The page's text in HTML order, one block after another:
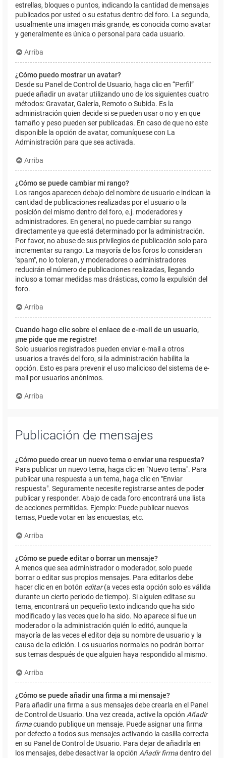
estrellas, bloques o puntos, indicando la cantidad de mensajes
publicados por usted o su estatus dentro del foro. La segunda,
usualmente una imagen más grande, es conocida como avatar
y generalmente es única o personal para cada usuario.
Arriba
¿Cómo puedo mostrar un avatar?
Desde su Panel de Control de Usuario, haga clic en “Perfil”
puede añadir un avatar utilizando uno de los siguientes cuatro
métodos: Gravatar, Galería, Remoto o Subida. Es la
administración quien decide si se pueden usar o no y en que
tamaño y peso pueden ser publicadas. En caso de que no este
disponible la opción de avatar, comuníquese con La
Administración para que sea activada.
Arriba
¿Cómo se puede cambiar mi rango?
Los rangos aparecen debajo del nombre de usuario e indican la
cantidad de publicaciones realizadas por el usuario o la
posición del mismo dentro del foro, e.j. moderadores y
administradores. En general, no puede cambiar su rango
directamente ya que está determinado por la administración.
Por favor, no abuse de sus privilegios de publicación solo para
incrementar su rango. La mayoría de los foros lo consideran
"spam", no lo toleran, y moderadores o administradores
reducirán el número de publicaciones realizadas, llegando
incluso a tomar medidas mas drásticas, como la expulsión del
foro.
Arriba
Cuando hago clic sobre el enlace de e-mail de un usuario,
¡me pide que me registre!
Solo usuarios registrados pueden enviar e-mail a otros
usuarios a través del foro, si la administración habilita la
opción. Esto es para prevenir el uso malicioso del sistema de e-
mail por usuarios anónimos.
Arriba
Publicación de mensajes
¿Cómo puedo crear un nuevo tema o enviar una respuesta?
Para publicar un nuevo tema, haga clic en "Nuevo tema". Para
publicar una respuesta a un tema, haga clic en "Enviar
respuesta". Seguramente necesite registrarse antes de poder
publicar y responder. Abajo de cada foro encontrará una lista
de acciones permitidas. Ejemplo: Puede publicar nuevos
temas, Puede votar en las encuestas, etc.
Arriba
¿Cómo se puede editar o borrar un mensaje?
A menos que sea administrador o moderador, solo puede
borrar o editar sus propios mensajes. Para editarlos debe
hacer clic en en botón editar(a veces esta opción solo es válida
durante un cierto periodo de tiempo). Si alguien editase su
tema, encontrará un pequeño texto indicando que ha sido
modificado y las veces que lo ha sido. No aparece si fue un
moderador o la administración quién lo editó, aunque la
mayoría de las veces el editor deja su nombre de usuario y la
causa de la edición. Los usuarios normales no podrán borrar
sus temas después de que alguien haya respondido al mismo.
Arriba
¿Cómo se puede añadir una firma a mi mensaje?
Para añadir una firma a sus mensajes debe crearla en el Panel
de Control de Usuario. Una vez creada, active la opción Añadir
firmacuando publique un mensaje. Puede asignar una firma
por defecto a todos sus mensajes activando la casilla correcta
en su Panel de Control de Usuario. Para dejar de añadirla en
los mensajes, debe desactivar la opción Añadir firmadentro del